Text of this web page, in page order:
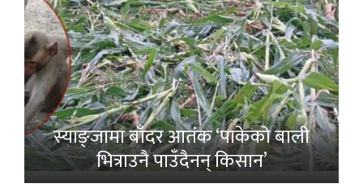
स्याङ्जामा बाँदर आतंक ‘पाकेको बाली
भित्राउनै पाउँदैनन् किसान’